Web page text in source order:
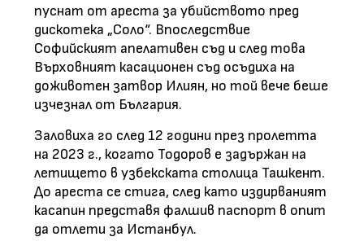
пуснат от ареста за убийството пред
дискотека „Соло“. Впоследствие
Софийският апелативен съд и след това
Върховният касационен съд осъдиха на
доживотен затвор Илиян, но той вече беше
изчезнал от България.
Заловиха го след 12 години през пролетта
на 2023 г., когато Тодоров е задържан на
летището в узбекската столица Ташкент.
До ареста се стига, след като издирваният
касапин представя фалшив паспорт в опит
да отлети за Истанбул.